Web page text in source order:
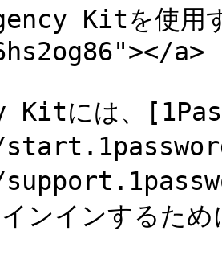
Kitを使
a>
Kitには、
ンインするた